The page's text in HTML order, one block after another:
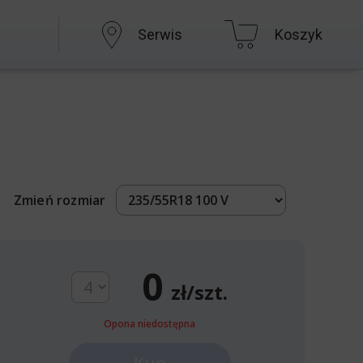
Serwis Koszyk
Zmień rozmiar
0 zł/szt.
Opona niedostępna